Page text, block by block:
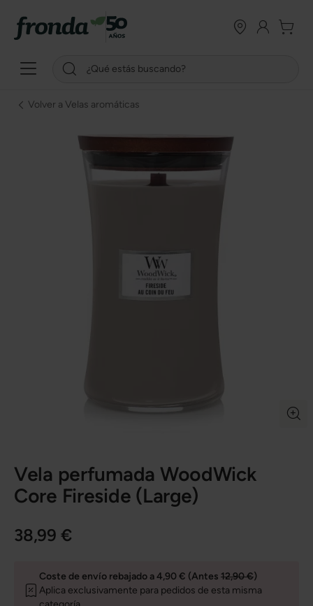
Volver a Velas aromáticas
Vela perfumada WoodWick
Core Fireside (Large)
38,99 €
Coste de envío rebajado a 4,90 € (Antes 12,90 €)
Aplica exclusivamente para pedidos de esta misma